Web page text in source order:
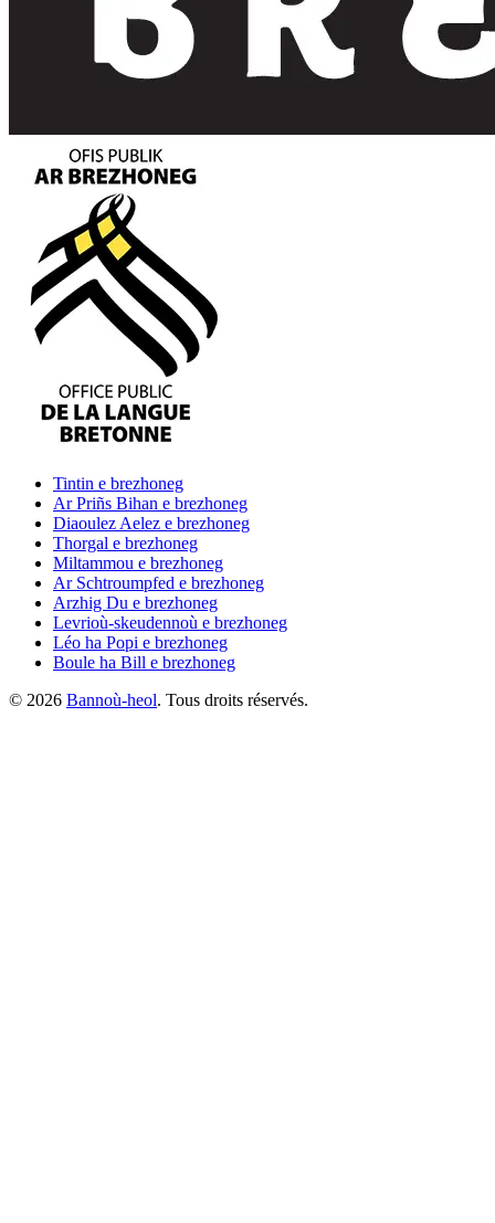
Tintin e brezhoneg
Ar Priñs Bihan e brezhoneg
Diaoulez Aelez e brezhoneg
Thorgal e brezhoneg
Miltammou e brezhoneg
Ar Schtroumpfed e brezhoneg
Arzhig Du e brezhoneg
Levrioù-skeudennoù e brezhoneg
Léo ha Popi e brezhoneg
Boule ha Bill e brezhoneg
© 2026 Bannoù-heol. Tous droits réservés.